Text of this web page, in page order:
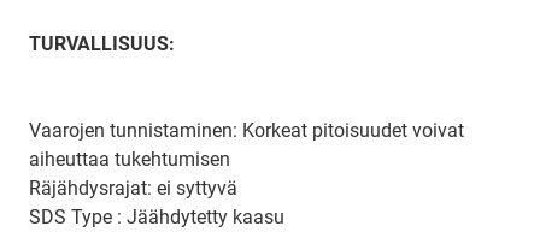
TURVALLISUUS:
Vaarojen tunnistaminen: Korkeat pitoisuudet voivat
aiheuttaa tukehtumisen
Räjähdysrajat: ei syttyvä
SDS Type : Jäähdytetty kaasu